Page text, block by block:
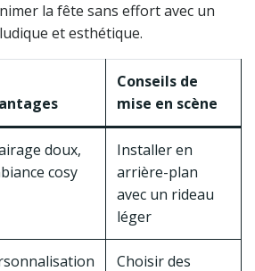
la fête sans effort avec un
et esthétique.
Conseils de
mise en scène
doux,
cosy
Installer en
arrière-plan
avec un rideau
léger
Choisir des